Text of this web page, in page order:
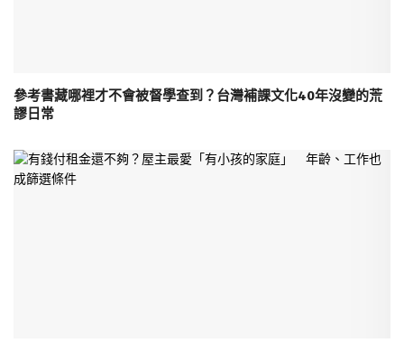
參考書藏哪裡才不會被督學查到？台灣補課文化40年沒變的荒
謬日常